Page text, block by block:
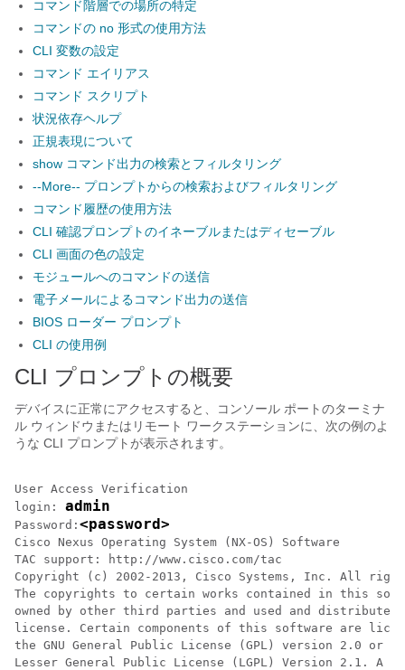
コマンド階層での場所の特定
コマンドの no 形式の使用方法
CLI 変数の設定
コマンド エイリアス
コマンド スクリプト
状況依存ヘルプ
正規表現について
show コマンド出力の検索とフィルタリング
--More-- プロンプトからの検索およびフィルタリング
コマンド履歴の使用方法
CLI 確認プロンプトのイネーブルまたはディセーブル
CLI 画面の色の設定
モジュールへのコマンドの送信
電子メールによるコマンド出力の送信
BIOS ローダー プロンプト
CLI の使用例
CLI プロンプトの概要
デバイスに正常にアクセスすると、コンソール ポートのターミナ
ル ウィンドウまたはリモート ワークステーションに、次の例のよ
うな CLI プロンプトが表示されます。
User Access Verification
login: admin
Password: <password>
Cisco Nexus Operating System (NX-OS) Software
TAC support: http://www.cisco.com/tac
Copyright (c) 2002-2013, Cisco Systems, Inc. All
The copyrights to certain works contained in this
owned by other third parties and used and distributed
license. Certain components of this software are
the GNU General Public License (GPL) version 2.0 or
Lesser General Public License (LGPL) Version 2.1. A